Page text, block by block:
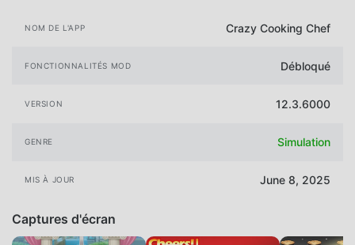
NOM DE L'APP Crazy Cooking Chef
FONCTIONNALITÉS MOD Débloqué
VERSION 12.3.6000
GENRE Simulation
MIS À JOUR June 8, 2025
Captures d'écran